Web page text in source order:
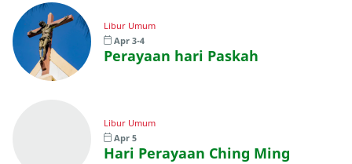
Libur Umum
Apr 3-4
Perayaan hari Paskah
Libur Umum
Apr 5
Hari Perayaan Ching Ming